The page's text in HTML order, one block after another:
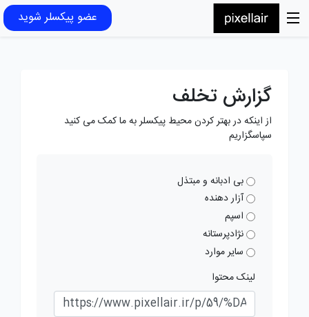
عضو پیکسلر شوید
گزارش تخلف
از اینکه در بهتر کردن محیط پیکسلر به ما کمک می کنید
سپاسگزاریم
بی ادبانه و مبتذل
آزار دهنده
اسپم
نژادپرستانه
سایر موارد
لینک محتوا